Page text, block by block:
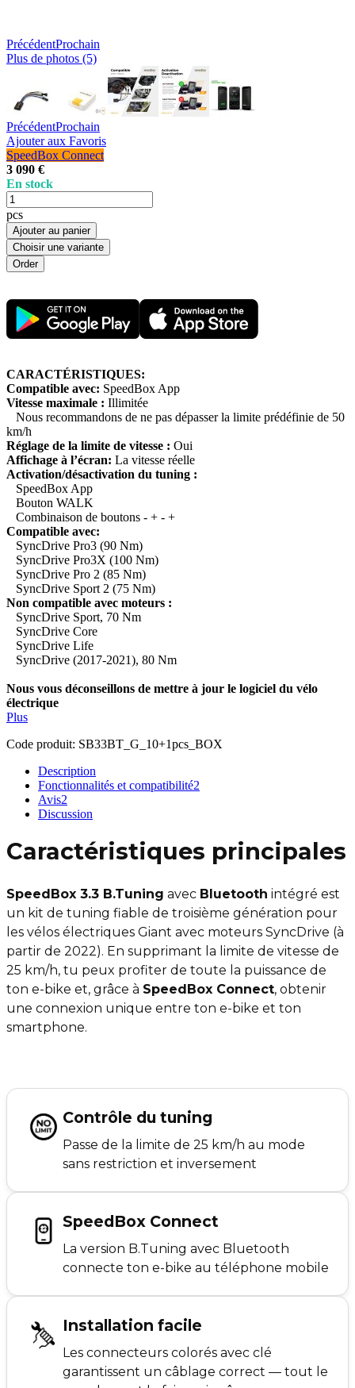
PrécédentProchain
Plus de photos (5)
PrécédentProchain
Ajouter aux Favoris
SpeedBox Connect
3 090 €
En stock
pcs
Ajouter au panier
Choisir une variante
CARACTÉRISTIQUES:
Compatible avec: SpeedBox App
Vitesse maximale : Illimitée
Nous recommandons de ne pas dépasser la limite prédéfinie de 50
km/h
Réglage de la limite de vitesse : Oui
Affichage à l’écran: La vitesse réelle
Activation/désactivation du tuning :
SpeedBox App
Bouton WALK
Combinaison de boutons - + - +
Compatible avec:
SyncDrive Pro3 (90 Nm)
SyncDrive Pro3X (100 Nm)
SyncDrive Pro 2 (85 Nm)
SyncDrive Sport 2 (75 Nm)
Non compatible avec moteurs :
SyncDrive Sport, 70 Nm
SyncDrive Core
SyncDrive Life
SyncDrive (2017-2021), 80 Nm
Nous vous déconseillons de mettre à jour le logiciel du vélo
électrique
Plus
Code produit: SB33BT_G_10+1pcs_BOX
Description
Fonctionnalités et compatibilité2
Avis2
Discussion
Caractéristiques principales
SpeedBox 3.3 B.Tuning avec Bluetooth intégré est
un kit de tuning fiable de troisième génération pour
les vélos électriques Giant avec moteurs SyncDrive (à
partir de 2022). En supprimant la limite de vitesse de
25 km/h, tu peux profiter de toute la puissance de
ton e-bike et, grâce à SpeedBox Connect, obtenir
une connexion unique entre ton e-bike et ton
smartphone.
Contrôle du tuning
Passe de la limite de 25 km/h au mode
sans restriction et inversement
SpeedBox Connect
La version B.Tuning avec Bluetooth
connecte ton e-bike au téléphone mobile
Installation facile
Les connecteurs colorés avec clé
garantissent un câblage correct — tout le